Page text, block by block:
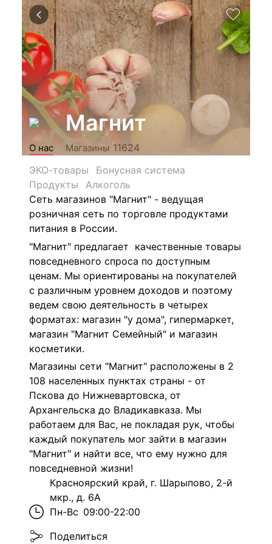
Магнит
О нас Магазины 11624
ЭКО-товары
Бонусная система
Продукты
Алкоголь
Сеть магазинов "Магнит" - ведущая
розничная сеть по торговле продуктами
питания в России.
"Магнит" предлагает качественные товары
повседневного спроса по доступным
ценам. Мы ориентированы на покупателей
с различным уровнем доходов и поэтому
ведем свою деятельность в четырех
форматах: магазин "у дома", гипермаркет,
магазин "Магнит Семейный" и магазин
косметики.
Магазины сети "Магнит" расположены в 2
108 населенных пунктах страны - от
Пскова до Нижневартовска, от
Архангельска до Владикавказа. Мы
работаем для Вас, не покладая рук, чтобы
каждый покупатель мог зайти в магазин
"Магнит" и найти все, что ему нужно для
повседневной жизни!
Красноярский край, г. Шарыпово, 2-й
мкр., д. 6А
Пн-Вс 09:00-22:00
Поделиться